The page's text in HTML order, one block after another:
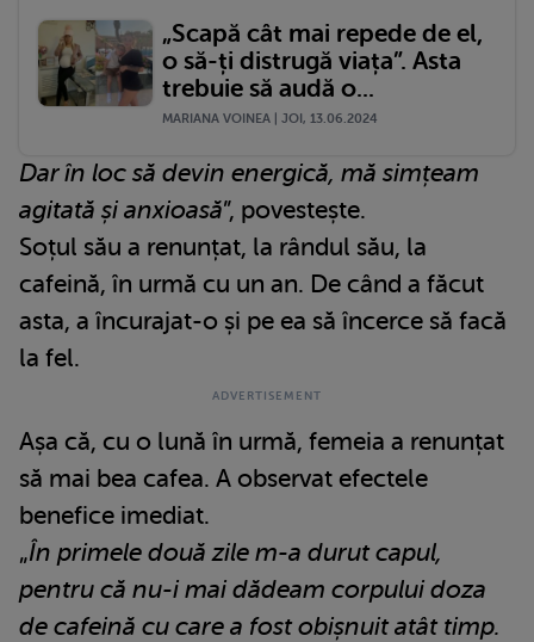
„Scapă cât mai repede de el,
o să-ți distrugă viața”. Asta
trebuie să audă o...
MARIANA VOINEA | JOI, 13.06.2024
Dar în loc să devin energică, mă simțeam
agitată și anxioasă”, povestește.
Soțul său a renunțat, la rândul său, la
cafeină, în urmă cu un an. De când a făcut
asta, a încurajat-o și pe ea să încerce să facă
la fel.
Așa că, cu o lună în urmă, femeia a renunțat
să mai bea cafea. A observat efectele
benefice imediat.
„În primele două zile m-a durut capul,
pentru că nu-i mai dădeam corpului doza
de cafeină cu care a fost obișnuit atât timp.